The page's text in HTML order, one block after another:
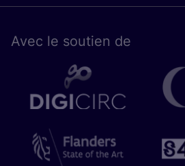
Avec le sou­tien de